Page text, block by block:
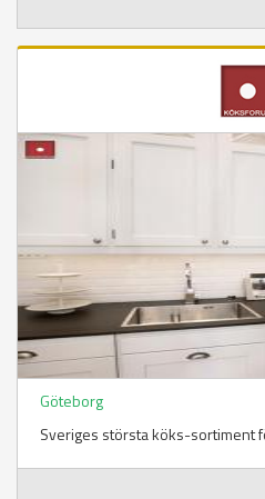
Göteborg
Sveriges största köks-sortiment